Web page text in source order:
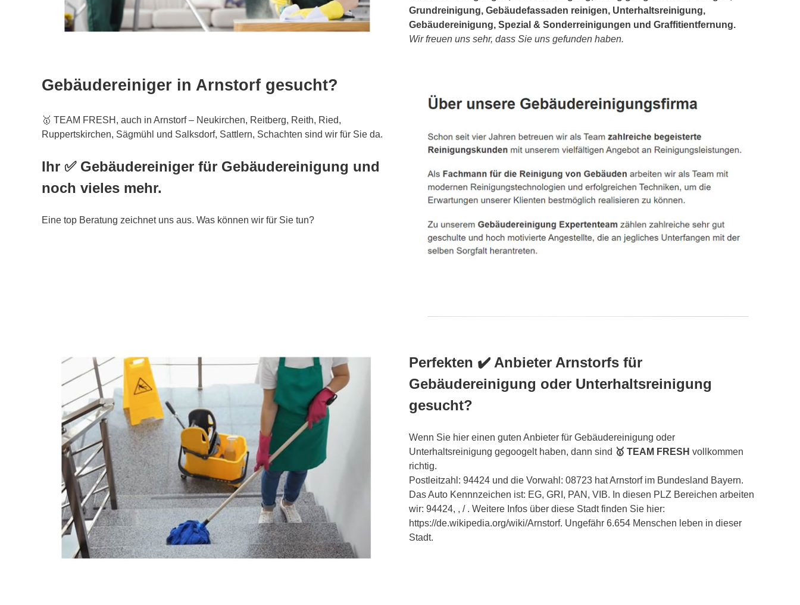
Grundreinigung, Gebäudefassaden reinigen, Unterhaltsreinigung,
Gebäudereinigung, Spezial & Sonderreinigungen und Graffitientfernung.
Wir freuen uns sehr, dass Sie uns gefunden haben.
Gebäudereiniger in Arnstorf gesucht?
🥇 TEAM FRESH, auch in Arnstorf – Neukirchen, Reitberg, Reith, Ried,
Ruppertskirchen, Sägmühl und Salksdorf, Sattlern, Schachten sind wir für Sie da.
Ihr ✅ Gebäudereiniger für Gebäudereinigung und
noch vieles mehr.
Eine top Beratung zeichnet uns aus. Was können wir für Sie tun?
Perfekten ✔️ Anbieter Arnstorfs für
Gebäudereinigung oder Unterhaltsreinigung
gesucht?
Wenn Sie hier einen guten Anbieter für Gebäudereinigung oder
Unterhaltsreinigung gegoogelt haben, dann sind 🥇 TEAM FRESH vollkommen
richtig.
Postleitzahl: 94424 und die Vorwahl: 08723 hat Arnstorf im Bundesland Bayern.
Das Auto Kennnzeichen ist: EG, GRI, PAN, VIB. In diesen PLZ Bereichen arbeiten
wir: 94424, , / . Weitere Infos über diese Stadt finden Sie hier:
https://de.wikipedia.org/wiki/Arnstorf. Ungefähr 6.654 Menschen leben in dieser
Stadt.